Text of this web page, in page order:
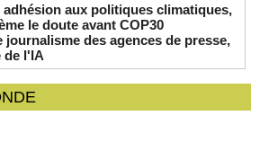
adhésion aux politiques climatiques,
le doute avant COP30
journalisme des agences de presse,
de l'IA